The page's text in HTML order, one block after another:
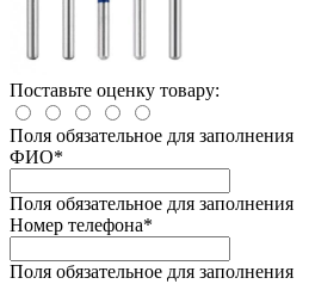
Поставьте оценку товару:
Поля обязательное для заполнения
ФИО*
Поля обязательное для заполнения
Номер телефона*
Поля обязательное для заполнения